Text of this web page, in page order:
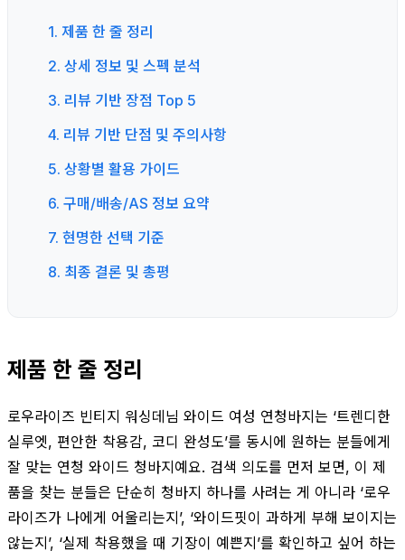
1. 제품 한 줄 정리
2. 상세 정보 및 스펙 분석
3. 리뷰 기반 장점 Top 5
4. 리뷰 기반 단점 및 주의사항
5. 상황별 활용 가이드
6. 구매/배송/AS 정보 요약
7. 현명한 선택 기준
8. 최종 결론 및 총평
제품 한 줄 정리
로우라이즈 빈티지 워싱데님 와이드 여성 연청바지는 ‘트렌디한
실루엣, 편안한 착용감, 코디 완성도’를 동시에 원하는 분들에게
잘 맞는 연청 와이드 청바지예요. 검색 의도를 먼저 보면, 이 제
품을 찾는 분들은 단순히 청바지 하나를 사려는 게 아니라 ‘로우
라이즈가 나에게 어울리는지’, ‘와이드핏이 과하게 부해 보이지는
않는지’, ‘실제 착용했을 때 기장이 예쁜지’를 확인하고 싶어 하는